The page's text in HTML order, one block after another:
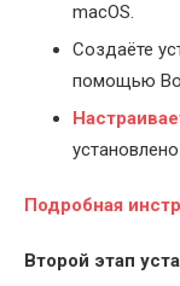
macOS.
Создаёте
помощью
Подробная
Второй этап